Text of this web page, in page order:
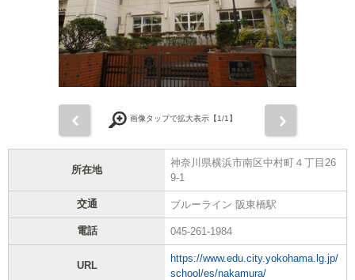
画像タップで拡大表示【1/1】
所在地
神奈川県横浜市南区中村町４丁目26
9-1
交通 ブルーライン 阪東橋駅
電話 045-261-1984
URL
https://www.edu.city.yokohama.lg.jp/
school/es/nakamura/